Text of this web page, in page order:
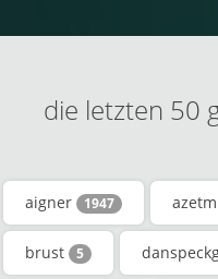
die letzten 50
aigner 1947
brust 5